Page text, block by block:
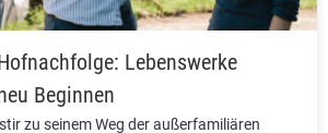
Lebenswerke
Beginnen
zu seinem Weg der außerfamiliären